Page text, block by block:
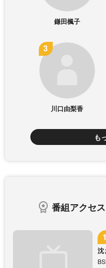
鎌田楓子
川口由梨香
も
番組アクセ
沈